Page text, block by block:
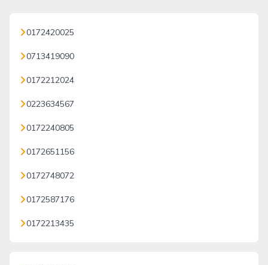
0172420025
0713419090
0172212024
0223634567
0172240805
0172651156
0172748072
0172587176
0172213435